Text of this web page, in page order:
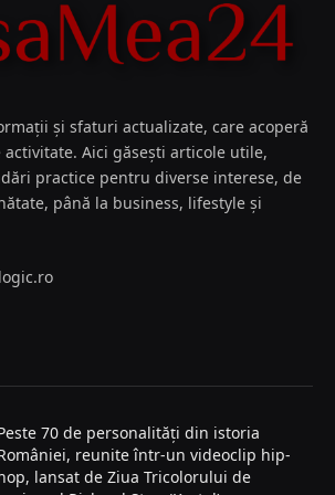
și sfaturi actualizate, care acoperă
Aici găsești articole utile,
practice pentru diverse interese, de
până la business, lifestyle și
70 de personalități din istoria
reunite într-un videoclip hip-
lansat de Ziua Tricolorului de